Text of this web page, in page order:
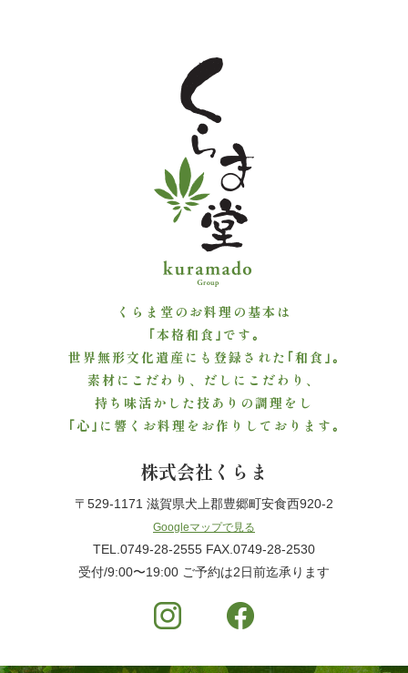
くらま堂のお料理の基本は
｢本格和食｣です｡
世界無形文化遺産にも登録された｢和食｣｡
素材にこだわり、だしにこだわり、
持ち味活かした技ありの調理をし
｢心｣に響くお料理をお作りしております｡
株式会社くらま
〒529-1171 滋賀県犬上郡豊郷町安食西920-2
Googleマップで見る
TEL.0749-28-2555 FAX.0749-28-2530
受付/9:00〜19:00 ご予約は2日前迄承ります